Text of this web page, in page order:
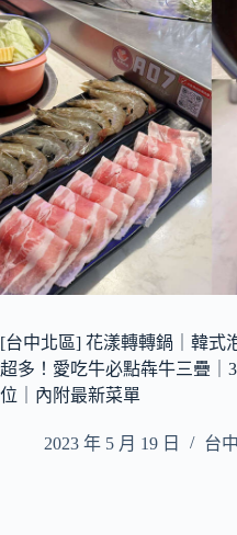
[台中北區] 花漾轉轉鍋｜韓式
超多！愛吃牛必點犇牛三疊｜
位｜內附最新菜單
2023 年 5 月 19 日 台